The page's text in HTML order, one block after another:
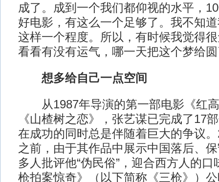
成了。成到一个我们都仰视的水平，
好电影，有这么一个足够了。我不知
这样一个程度。所以，有时候我觉得
看看有没有运气，哪一天把这个梦给
想多给自己一点空间
从1987年导演的第一部电影《红高
《山楂树之恋》，张艺谋已完成了17
在成功的同时总是伴随着巨大的争议
之前，由于其作品中展示中国落后、
多人批评他“伪民俗”，迎合西方人的
枪拍案惊奇》（以下简称《三枪》）